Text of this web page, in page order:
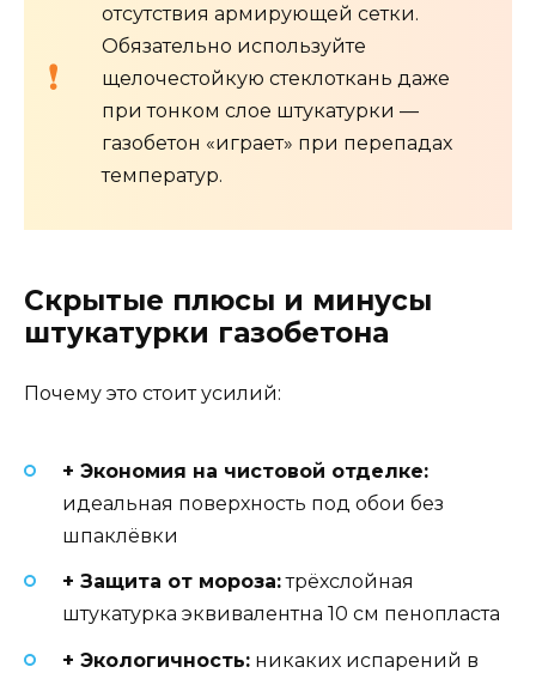
отсутствия армирующей сетки.
Обязательно используйте
щелочестойкую стеклоткань даже
при тонком слое штукатурки —
газобетон «играет» при перепадах
температур.
Скрытые плюсы и минусы
штукатурки газобетона
Почему это стоит усилий:
+ Экономия на чистовой отделке:
идеальная поверхность под обои без
шпаклёвки
+ Защита от мороза:трёхслойная
штукатурка эквивалентна 10 см пенопласта
+ Экологичность: никаких испарений в